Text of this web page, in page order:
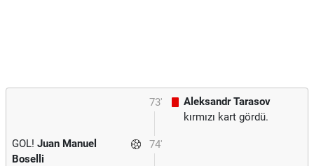
73'
Aleksandr Tarasov
kırmızı kart gördü.
74'
GOL! Juan Manuel
Boselli